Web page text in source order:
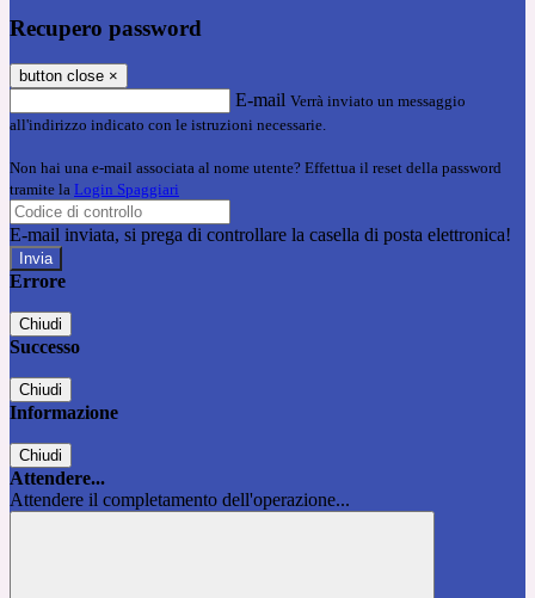
Recupero password
button close ×
E-mail Verrà inviato un messaggio
all'indirizzo indicato con le istruzioni necessarie.
Non hai una e-mail associata al nome utente? Effettua il reset della password
tramite la Login Spaggiari
E-mail inviata, si prega di controllare la casella di posta elettronica!
Errore
Chiudi
Successo
Chiudi
Informazione
Chiudi
Attendere...
Attendere il completamento dell'operazione...